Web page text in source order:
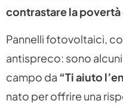
contrastare la
Pannelli fotovoltaici,
antispreco: sono
campo da “Ti aiuto
nato per offrire una